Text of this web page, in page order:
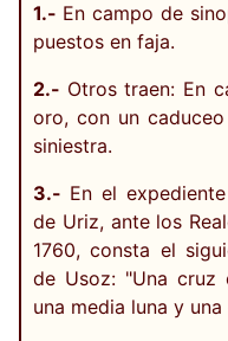
1.- En campo de
puestos en faja.
2.- Otros traen: En
oro, con un
siniestra.
3.- En el
de Uriz, ante los
1760, consta el
de Usoz: "Una
una media luna y una